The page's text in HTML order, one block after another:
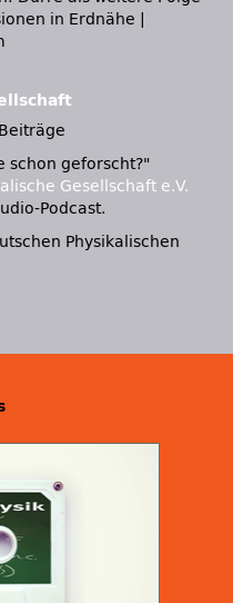
in Erdnähe |
schon geforscht?
Gesellschaft e.V.
Podcast.
Physikalischen